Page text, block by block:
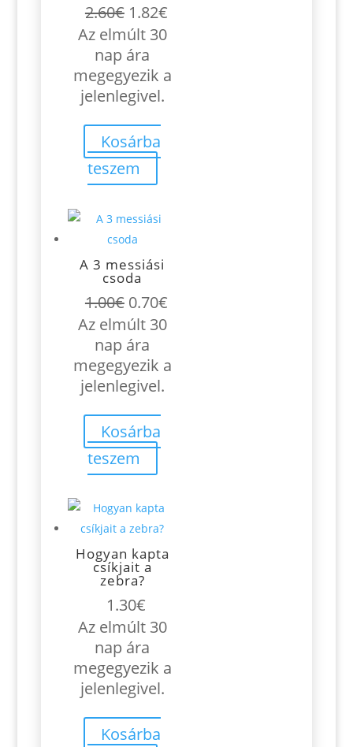
2.60€ Original
price
was:
2.60€.
1.82€Current
price
1.82€.
Az elmúlt 30
nap ára
megegyezik a
jelenlegivel.
Kosárba
teszem
A 3 messiási
csoda
1.00€ Original
price
was:
1.00€.
0.70€Current
price
0.70€.
Az elmúlt 30
nap ára
megegyezik a
jelenlegivel.
Kosárba
teszem
Hogyan kapta
csíkjait a
zebra?
1.30€
Az elmúlt 30
nap ára
megegyezik a
jelenlegivel.
Kosárba